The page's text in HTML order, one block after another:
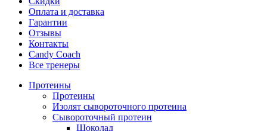
Оплата и доставка
Гарантии
Отзывы
Контакты
Candy Coach
Все тренеры
Протеины
Протеины
Изолят сывороточного протеина
Сывороточный протеин
Шоколад